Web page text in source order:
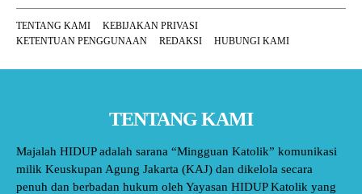
TENTANG KAMI
KEBIJAKAN PRIVASI
KETENTUAN PENGGUNAAN
REDAKSI HUBUNGI KAMI
TENTANG KAMI
Majalah HIDUP adalah sarana “Mingguan Katolik” komunikasi
milik Keuskupan Agung Jakarta (KAJ) dan dikelola secara
penuh dan berbadan hukum oleh Yayasan HIDUP Katolik yang